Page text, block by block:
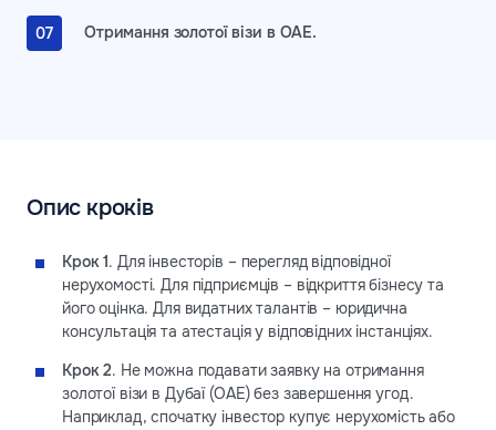
Отримання золотої візи в ОАЕ.
Опис кроків
Крок 1. Для інвесторів – перегляд відповідної
нерухомості. Для підприємців – відкриття бізнесу та
його оцінка. Для видатних талантів – юридична
консультація та атестація у відповідних інстанціях.
Крок 2. Не можна подавати заявку на отримання
золотої візи в Дубаї (ОАЕ) без завершення угод.
Наприклад, спочатку інвестор купує нерухомість або